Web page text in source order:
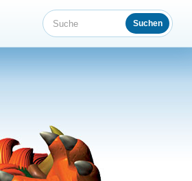
Suche Suchen